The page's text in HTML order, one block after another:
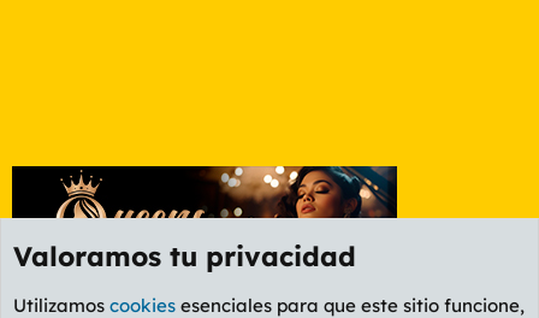
Valoramos tu privacidad
Utilizamos cookies esenciales para que este sitio funcione,